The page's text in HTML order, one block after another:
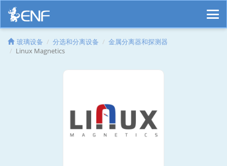
玻璃设备 分选和分离设备
金属分离器和探测器
Linux Magnetics